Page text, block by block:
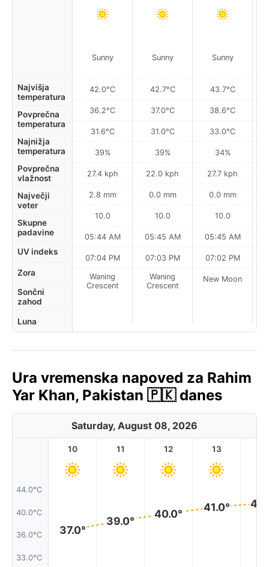
Najvišja
temperatura
Povprečna
temperatura
Najnižja
temperatura
Povprečna
vlažnost
Največji
veter
Skupne
padavine
UV indeks
Zora
Sončni
zahod
Luna
Sunny
42.0°C
36.2°C
31.6°C
39%
27.4 kph
2.8 mm
10.0
05:44 AM
07:04 PM
Waning
Crescent
Sunny
42.7°C
37.0°C
31.0°C
39%
22.0 kph
0.0 mm
10.0
05:45 AM
07:03 PM
Waning
Crescent
Sunny
43.7°C
38.6°C
33.0°C
34%
27.7 kph
0.0 mm
10.0
05:45 AM
07:02 PM
New Moon
Ura vremenska napoved za Rahim
Yar Khan, Pakistan 🇵🇰 danes
Saturday, August 08, 2026
44.0°C
40.0°C
36.0°C
33.0°C
10
37.0°
11
39.0°
12
40.0°
13
41.0°